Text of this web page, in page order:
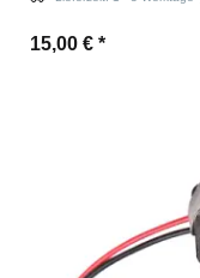
15,00 € *